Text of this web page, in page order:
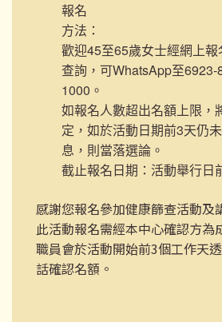
報名
方法：
歡迎45至65歲女士經網上
查詢，可WhatsApp至
1000。
如報名人數超出名額上限，
定，如於活動日期前3天仍
息，則當落選論。
截止報名日期：活動舉行日
感謝您報名參加健康篩查活動及
此活動報名需經本中心確認方為
職員會於活動開始前3個工作天
話確認名額。